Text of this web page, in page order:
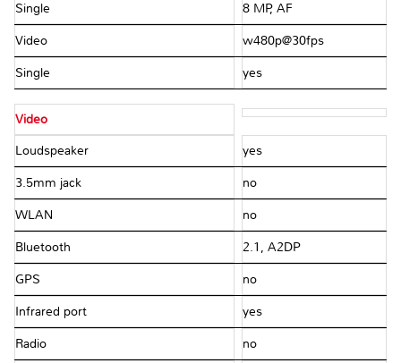
Single 8 MP, AF
Video w480p@30fps
Single yes
Video
Loudspeaker yes
3.5mm jack no
WLAN no
Bluetooth 2.1, A2DP
GPS no
Infrared port yes
Radio no